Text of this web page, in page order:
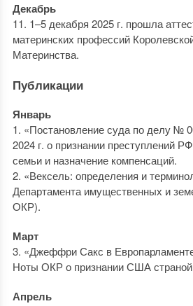
Декабрь
11. 1–5 декабря 2025 г. прошла
материнских профессий
Материнства.
Публикации
Январь
1. «Постановление суда по делу №
2024 г. о признании преступлений
семьи и назначение компенсаций.
2. «Вексель: определения и
Департамента имущественных и
ОКР).
Март
3. «Джеффри Сакс в
Ноты ОКР о признании США страной
Апрель